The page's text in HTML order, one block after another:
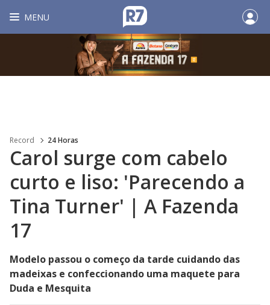
MENU
Record 24 Horas
Carol surge com cabelo
curto e liso: 'Parecendo a
Tina Turner' | A Fazenda
17
Modelo passou o começo da tarde cuidando das
madeixas e confeccionando uma maquete para
Duda e Mesquita